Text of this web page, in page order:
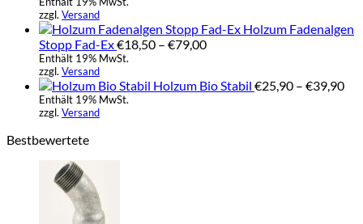
zzgl. Versand
Holzum Fadenalgen
Stopp Fad-Ex€18,50 – €79,00Preisspanne:
€79,00
Enthält 19% MwSt.
zzgl. Versand
Holzum Bio Stabil €25,90 – €39,90
Enthält 19% MwSt.
zzgl. Versand
Bestbewertete